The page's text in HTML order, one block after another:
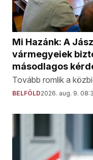
Mi Hazánk: A
vármegyeiek
másodlagos
Tovább romlik a
BELFÖLD2026. aug. 9.